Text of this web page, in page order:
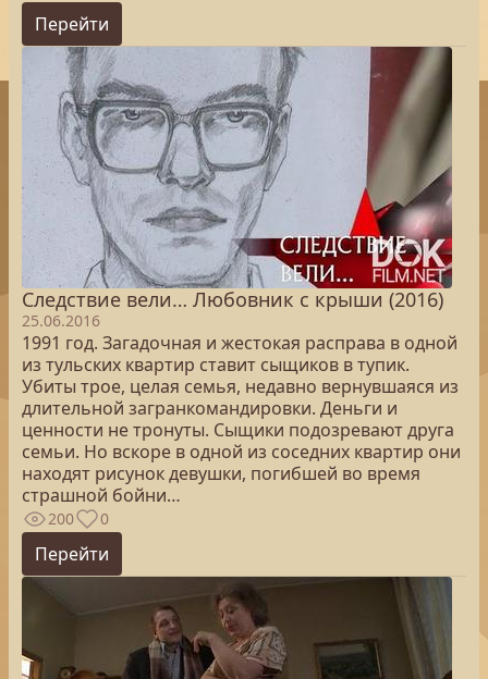
Перейти
Следствие вели… Любовник с крыши (2016)
25.06.2016
1991 год. Загадочная и жестокая расправа в одной
из тульских квартир ставит сыщиков в тупик.
Убиты трое, целая семья, недавно вернувшаяся из
длительной загранкомандировки. Деньги и
ценности не тронуты. Сыщики подозревают друга
семьи. Но вскоре в одной из соседних квартир они
находят рисунок девушки, погибшей во время
страшной бойни…
200 0
Перейти